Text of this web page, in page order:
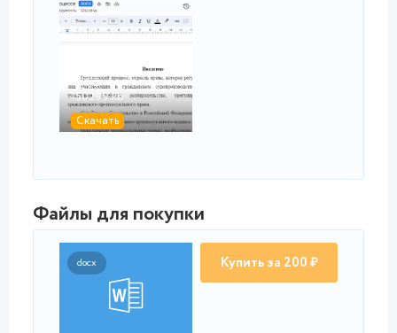
png
3.png
150299.kb
Скачать
Файлы для покупки
docx Купить за 200 ₽